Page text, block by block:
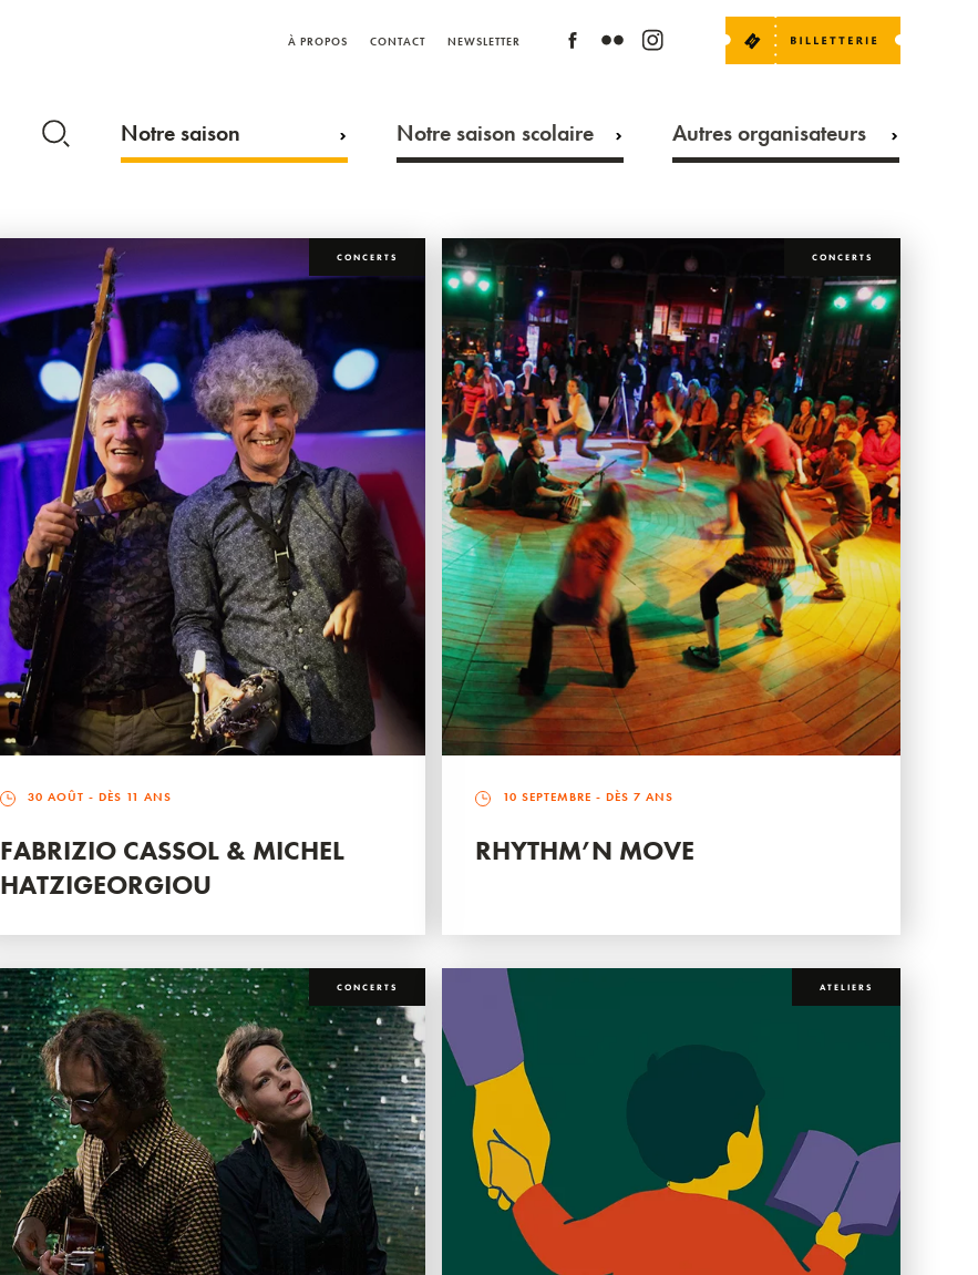
À PROPOS CONTACT NEWSLETTER
Notre saison Notre saison scolaire Autres organisateurs
CONCERTS
30 AOÛT - DÈS 11 ANS
FABRIZIO CASSOL & MICHEL
HATZIGEORGIOU
CONCERTS
10 SEPTEMBRE - DÈS 7 ANS
RHYTHM’N MOVE
CONCERTS ATELIERS